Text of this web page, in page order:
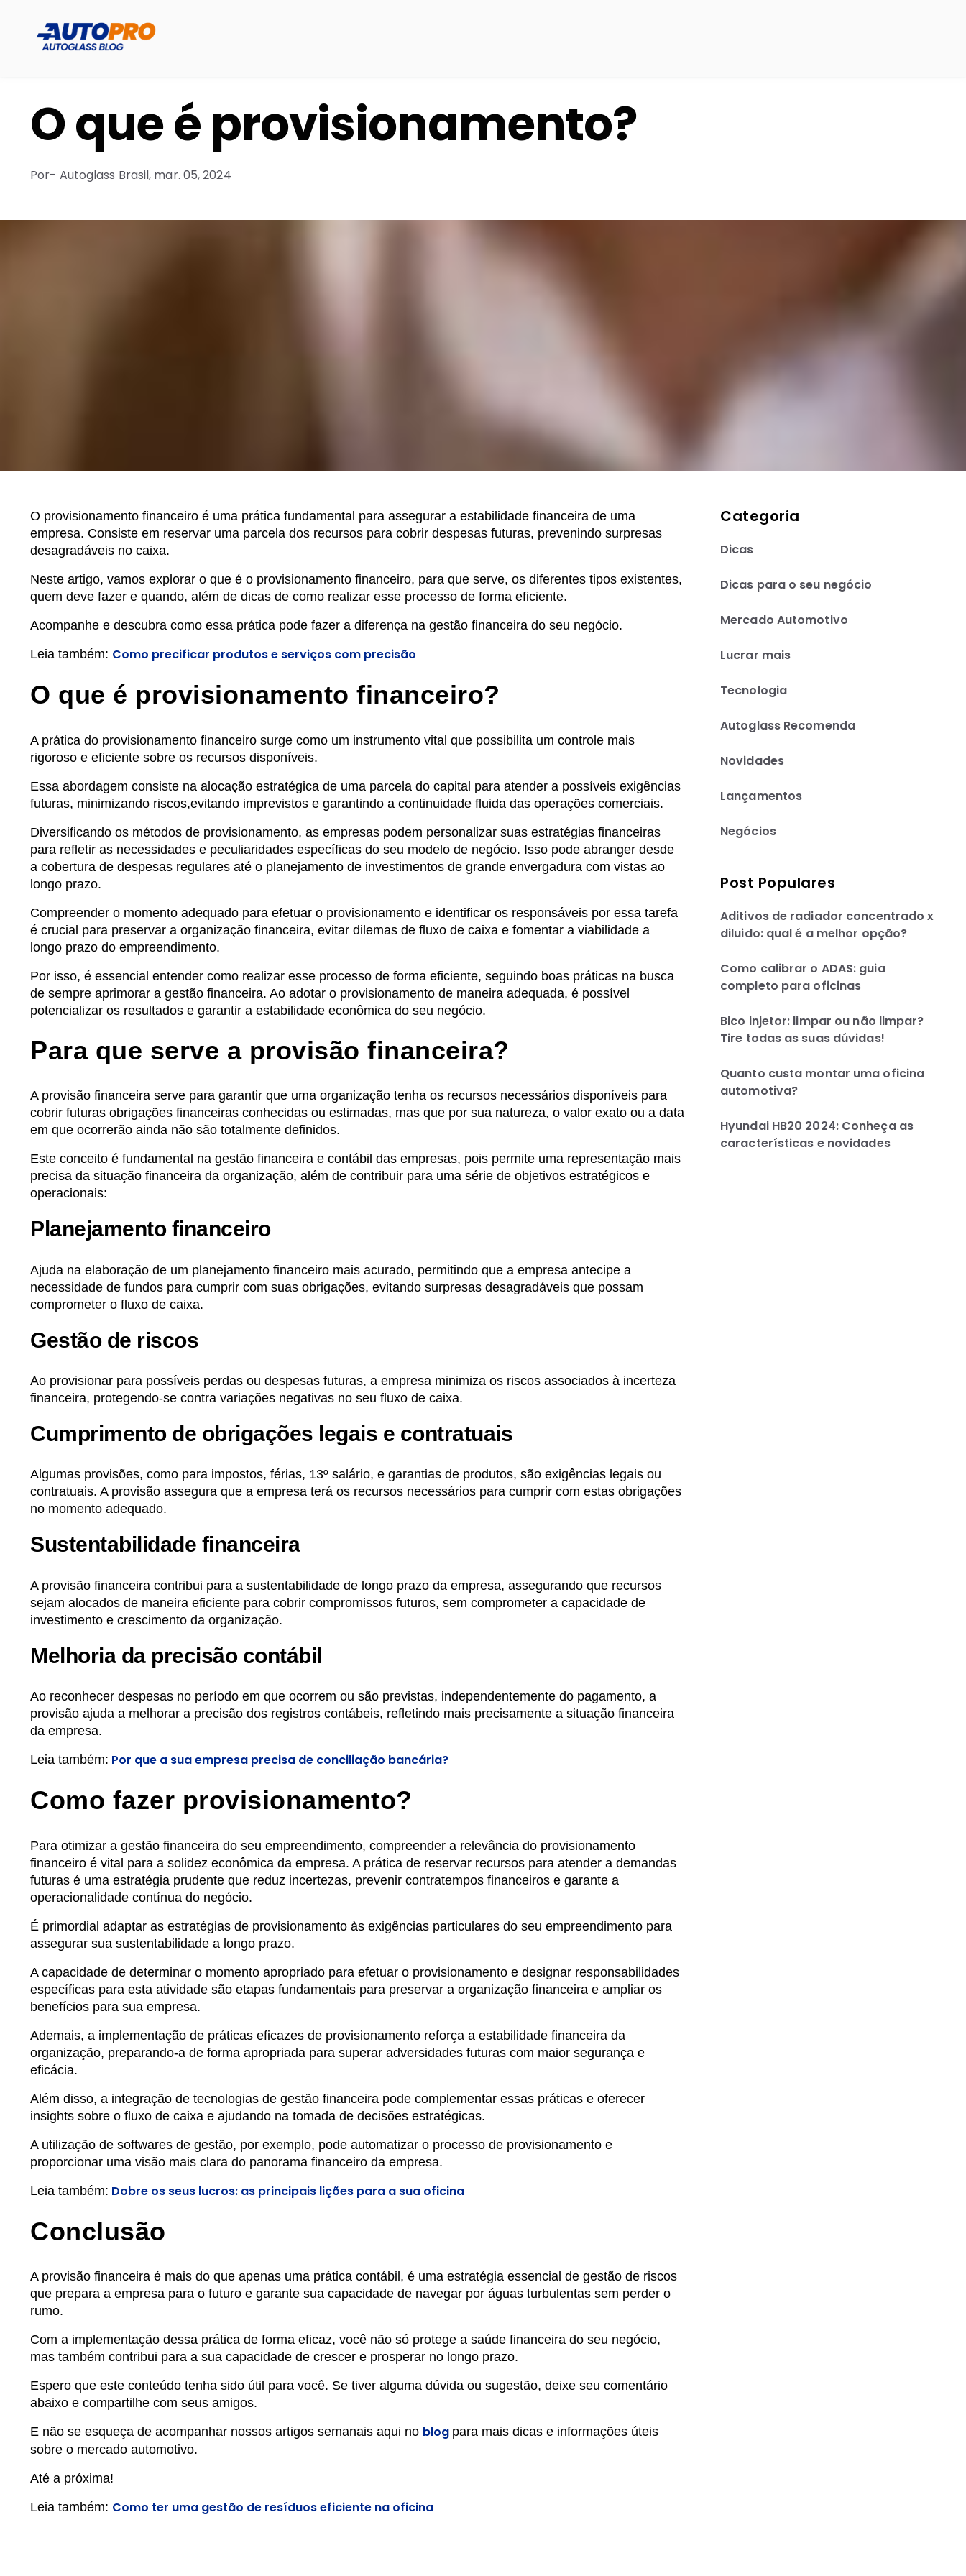
O que é provisionamento?
Por- Autoglass Brasil, mar. 05, 2024
O provisionamento financeiro é uma prática fundamental para assegurar a estabilidade financeira de uma
empresa. Consiste em reservar uma parcela dos recursos para cobrir despesas futuras, prevenindo surpresas
desagradáveis no caixa.
Neste artigo, vamos explorar o que é o provisionamento financeiro, para que serve, os diferentes tipos existentes,
quem deve fazer e quando, além de dicas de como realizar esse processo de forma eficiente.
Acompanhe e descubra como essa prática pode fazer a diferença na gestão financeira do seu negócio.
Leia também: Como precificar produtos e serviços com precisão
O que é provisionamento financeiro?
A prática do provisionamento financeiro surge como um instrumento vital que possibilita um controle mais
rigoroso e eficiente sobre os recursos disponíveis.
Essa abordagem consiste na alocação estratégica de uma parcela do capital para atender a possíveis exigências
futuras, minimizando riscos,evitando imprevistos e garantindo a continuidade fluida das operações comerciais.
Diversificando os métodos de provisionamento, as empresas podem personalizar suas estratégias financeiras
para refletir as necessidades e peculiaridades específicas do seu modelo de negócio. Isso pode abranger desde
a cobertura de despesas regulares até o planejamento de investimentos de grande envergadura com vistas ao
longo prazo.
Compreender o momento adequado para efetuar o provisionamento e identificar os responsáveis por essa tarefa
é crucial para preservar a organização financeira, evitar dilemas de fluxo de caixa e fomentar a viabilidade a
longo prazo do empreendimento.
Por isso, é essencial entender como realizar esse processo de forma eficiente, seguindo boas práticas na busca
de sempre aprimorar a gestão financeira. Ao adotar o provisionamento de maneira adequada, é possível
potencializar os resultados e garantir a estabilidade econômica do seu negócio.
Para que serve a provisão financeira?
A provisão financeira serve para garantir que uma organização tenha os recursos necessários disponíveis para
cobrir futuras obrigações financeiras conhecidas ou estimadas, mas que por sua natureza, o valor exato ou a data
em que ocorrerão ainda não são totalmente definidos.
Este conceito é fundamental na gestão financeira e contábil das empresas, pois permite uma representação mais
precisa da situação financeira da organização, além de contribuir para uma série de objetivos estratégicos e
operacionais:
Planejamento financeiro
Ajuda na elaboração de um planejamento financeiro mais acurado, permitindo que a empresa antecipe a
necessidade de fundos para cumprir com suas obrigações, evitando surpresas desagradáveis que possam
comprometer o fluxo de caixa.
Gestão de riscos
Ao provisionar para possíveis perdas ou despesas futuras, a empresa minimiza os riscos associados à incerteza
financeira, protegendo-se contra variações negativas no seu fluxo de caixa.
Cumprimento de obrigações legais e contratuais
Algumas provisões, como para impostos, férias, 13º salário, e garantias de produtos, são exigências legais ou
contratuais. A provisão assegura que a empresa terá os recursos necessários para cumprir com estas obrigações
no momento adequado.
Sustentabilidade financeira
A provisão financeira contribui para a sustentabilidade de longo prazo da empresa, assegurando que recursos
sejam alocados de maneira eficiente para cobrir compromissos futuros, sem comprometer a capacidade de
investimento e crescimento da organização.
Melhoria da precisão contábil
Ao reconhecer despesas no período em que ocorrem ou são previstas, independentemente do pagamento, a
provisão ajuda a melhorar a precisão dos registros contábeis, refletindo mais precisamente a situação financeira
da empresa.
Leia também: Por que a sua empresa precisa de conciliação bancária?
Como fazer provisionamento?
Para otimizar a gestão financeira do seu empreendimento, compreender a relevância do provisionamento
financeiro é vital para a solidez econômica da empresa. A prática de reservar recursos para atender a demandas
futuras é uma estratégia prudente que reduz incertezas, prevenir contratempos financeiros e garante a
operacionalidade contínua do negócio.
É primordial adaptar as estratégias de provisionamento às exigências particulares do seu empreendimento para
assegurar sua sustentabilidade a longo prazo.
A capacidade de determinar o momento apropriado para efetuar o provisionamento e designar responsabilidades
específicas para esta atividade são etapas fundamentais para preservar a organização financeira e ampliar os
benefícios para sua empresa.
Ademais, a implementação de práticas eficazes de provisionamento reforça a estabilidade financeira da
organização, preparando-a de forma apropriada para superar adversidades futuras com maior segurança e
eficácia.
Além disso, a integração de tecnologias de gestão financeira pode complementar essas práticas e oferecer
insights sobre o fluxo de caixa e ajudando na tomada de decisões estratégicas.
A utilização de softwares de gestão, por exemplo, pode automatizar o processo de provisionamento e
proporcionar uma visão mais clara do panorama financeiro da empresa.
Leia também: Dobre os seus lucros: as principais lições para a sua oficina
Conclusão
A provisão financeira é mais do que apenas uma prática contábil, é uma estratégia essencial de gestão de riscos
que prepara a empresa para o futuro e garante sua capacidade de navegar por águas turbulentas sem perder o
rumo.
Com a implementação dessa prática de forma eficaz, você não só protege a saúde financeira do seu negócio,
mas também contribui para a sua capacidade de crescer e prosperar no longo prazo.
Espero que este conteúdo tenha sido útil para você. Se tiver alguma dúvida ou sugestão, deixe seu comentário
abaixo e compartilhe com seus amigos.
E não se esqueça de acompanhar nossos artigos semanais aqui no blog para mais dicas e informações úteis
sobre o mercado automotivo.
Até a próxima!
Leia também: Como ter uma gestão de resíduos eficiente na oficina
Categoria
Dicas
Dicas para o seu negócio
Mercado Automotivo
Lucrar mais
Tecnologia
Autoglass Recomenda
Novidades
Lançamentos
Negócios
Post Populares
Aditivos de radiador concentrado x
diluido: qual é a melhor opção?
Como calibrar o ADAS: guia
completo para oficinas
Bico injetor: limpar ou não limpar?
Tire todas as suas dúvidas!
Quanto custa montar uma oficina
automotiva?
Hyundai HB20 2024: Conheça as
características e novidades